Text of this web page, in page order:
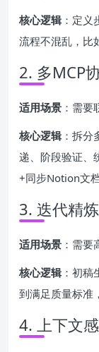
核心逻辑：定义
流程不混乱，比
2. 多MCP
适用场景 ：需
核心逻辑：拆分
递、阶段验证、
+同步Notion文
3. 迭代精
适用场景 ：需
核心逻辑：初稿
到满足质量标准
4. 上下文